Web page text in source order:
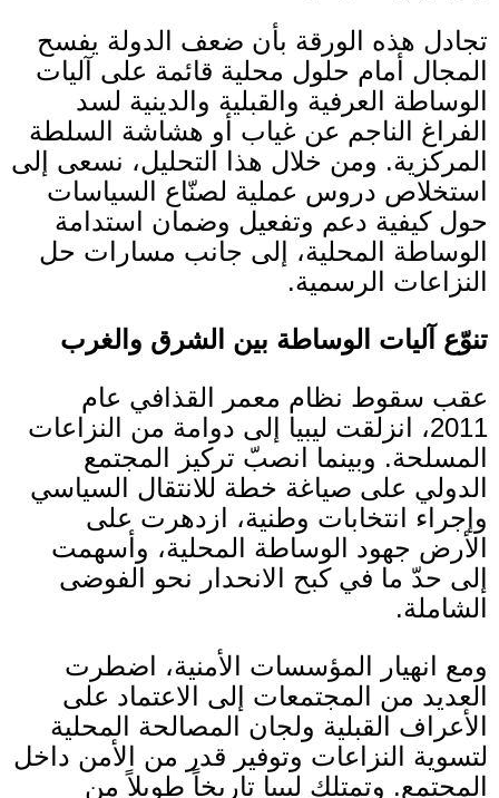
تجادل هذه الورقة بأن ضعف الدولة يفسح
المجال أمام حلول محلية قائمة على آليات
الوساطة العرفية والقبلية والدينية لسد
الفراغ الناجم عن غياب أو هشاشة السلطة
المركزية. ومن خلال هذا التحليل، نسعى إلى
استخلاص دروس عملية لصنّاع السياسات
حول كيفية دعم وتفعيل وضمان استدامة
الوساطة المحلية، إلى جانب مسارات حل
النزاعات الرسمية.
تنوّع آليات الوساطة بين الشرق والغرب
عقب سقوط نظام معمر القذافي عام
2011، انزلقت ليبيا إلى دوامة من النزاعات
المسلحة. وبينما انصبّ تركيز المجتمع
الدولي على صياغة خطة للانتقال السياسي
وإجراء انتخابات وطنية، ازدهرت على
الأرض جهود الوساطة المحلية، وأسهمت
إلى حدّ ما في كبح الانحدار نحو الفوضى
الشاملة.
ومع انهيار المؤسسات الأمنية، اضطرت
العديد من المجتمعات إلى الاعتماد على
الأعراف القبلية ولجان المصالحة المحلية
لتسوية النزاعات وتوفير قدر من الأمن داخل
المجتمع. وتمتلك ليبيا تاريخاً طويلاً من